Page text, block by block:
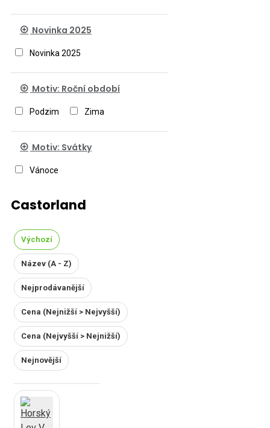
Novinka 2025
Novinka 2025
Motiv: Roční období
Podzim Zima
Motiv: Svátky
Vánoce
Castorland
Výchozí
Název (A - Z)
Nejprodávanější
Cena (Nejnižší > Nejvyšší)
Cena (Nejvyšší > Nejnižší)
Nejnovější